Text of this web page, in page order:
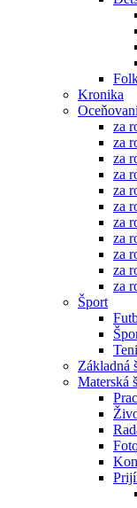
Kronika
za
za
za
za
za
za
za
za
za
za
za
Šport
Základná
Materská